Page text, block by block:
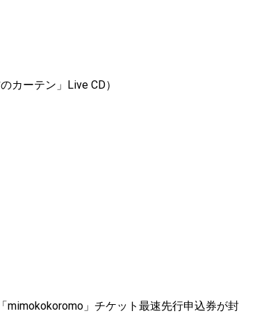
カーテン」Live CD）
」チケット最速先行申込券が封